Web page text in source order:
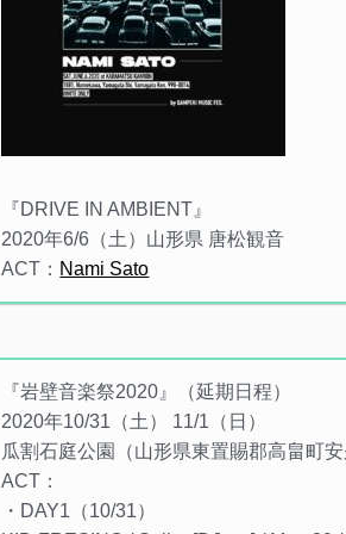
『DRIVE IN AMBIENT』
2020年6/6（土）山形県 唐松観音
ACT： Nami Sato
『岩壁音楽祭2020』（延期日程）
2020年10/31（土） 11/1（日）
瓜割石庭公園（山形県東置賜郡高畠町
ACT：
・DAY1（10/31）